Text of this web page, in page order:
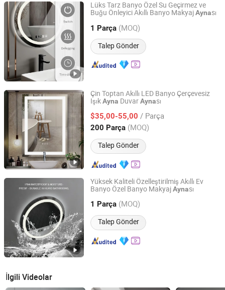
Lüks Tarz Banyo Özel Su Geçirmez ve
Buğu Önleyici Akıllı Banyo MakyajAynası
1 Parça (MOQ)
Talep Gönder
Foshan Ancheng Sanitary Wares Co., Ltd
Guangdong, China Fiyat 2025
Çin Toptan Akıllı LED Banyo Çerçevesiz
IşıkAyna DuvarAynası
$35,00-55,00 / Parça
200 Parça (MOQ)
Talep Gönder
Ningbo Miclion LED Lighting Co., Ltd.
Zhejiang, China Fiyat 2013
Yüksek Kaliteli Özelleştirilmiş Akıllı Ev
Banyo Özel Banyo MakyajAynası
1 Parça (MOQ)
Talep Gönder
Foshan Ancheng Sanitary Wares Co., Ltd
Guangdong, China Fiyat 2025
İlgili Videolar